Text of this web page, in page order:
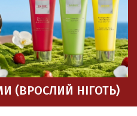
(ВРОСЛИЙ НІГОТЬ)